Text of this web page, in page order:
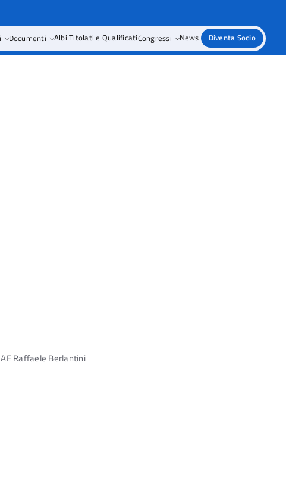
Documenti Albi Titolati e QualificatiCongressi News Diventa Socio
Raffaele Berlantini